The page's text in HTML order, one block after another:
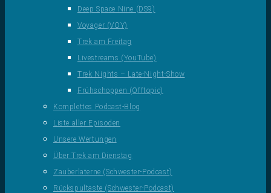
Deep Space Nine (DS9)
Voyager (VOY)
Trek am Freitag
Livestreams (YouTube)
Trek Nights – Late-Night-Show
Frühschoppen (Offtopic)
Komplettes Podcast-Blog
Liste aller Episoden
Unsere Wertungen
Über Trek am Dienstag
Zauberlaterne (Schwester-Podcast)
Rückspultaste (Schwester-Podcast)